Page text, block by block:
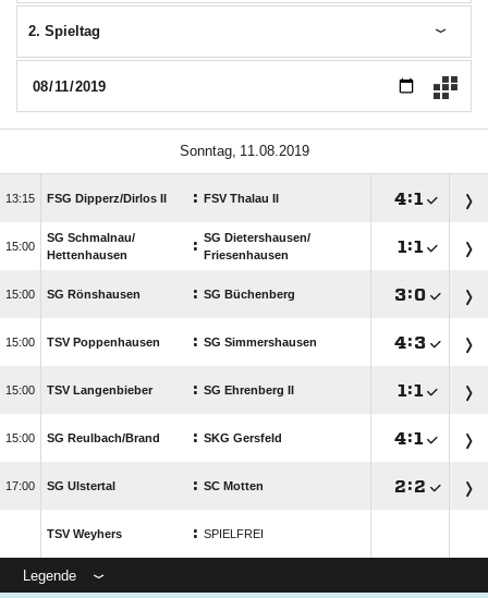
2. Spieltag
 
 FSG Dipperz/​Dirlos II : FSV Thalau II :

SG Schmalnau/​
Hettenhausen
: SG Dietershausen/​
Friesenhausen
 :
 SG Rönshausen : SG Büchenberg :
 TSV Poppenhausen : SG Simmershausen :
 TSV Langenbieber : SG Ehrenberg II  :
 SG Reulbach/​Brand : SKG Gersfeld :
 SG Ulstertal : SC Motten :
TSV Weyhers : SPIELFREI
Legende